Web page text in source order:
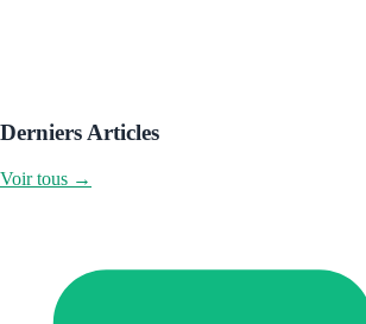
Derniers Articles
Voir tous →